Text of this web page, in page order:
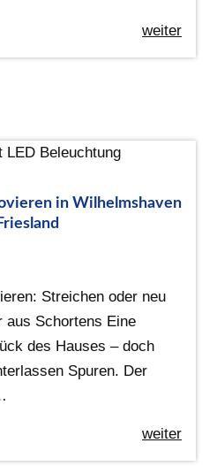
weiter
in Wilhelmshaven
Streichen oder neu
aus Schortens Eine
des Hauses – doch
Spuren. Der
weiter